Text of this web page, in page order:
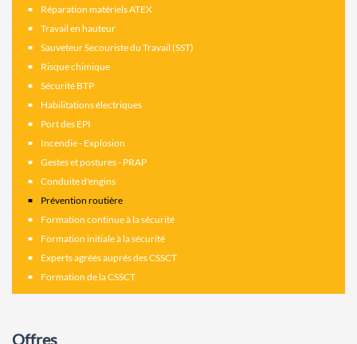
Réparation matériels ATEX
Travail en hauteur
Sauveteur Secouriste du Travail (SST)
Risque chimique
Sécurité BTP
Habilitations électriques
Port des EPI
Incendie - Explosion
Gestes et postures - PRAP
Conduite d'engins
Prévention routière
Formation continue à la sécurité
Formation initiale à la sécurité
Experts agréés auprés des CSSCT
Formation de la CSSCT
Offres